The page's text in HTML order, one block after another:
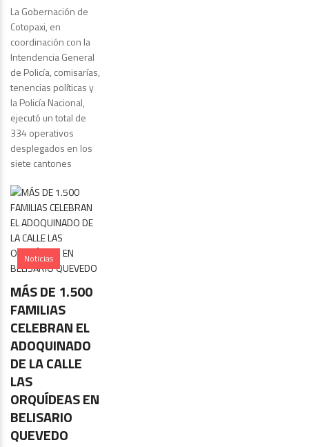
La Gobernación de
Cotopaxi, en
coordinación con la
Intendencia General
de Policía, comisarías,
tenencias políticas y
la Policía Nacional,
ejecutó un total de
334 operativos
desplegados en los
siete cantones
Noticias
MÁS DE 1.500
FAMILIAS
CELEBRAN EL
ADOQUINADO
DE LA CALLE
LAS
ORQUÍDEAS EN
BELISARIO
QUEVEDO